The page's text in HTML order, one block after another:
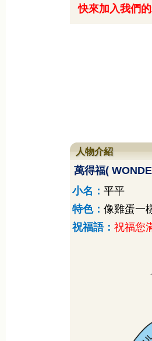
快來加入我們
人物介紹
萬得福(
小名： 平平
特色： 像雞蛋一
祝福語： 祝福您